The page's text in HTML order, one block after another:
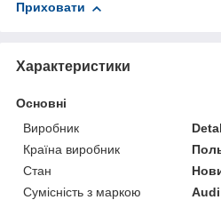
Приховати
Характеристики
Основні
Виробник
Країна виробник
Стан
Сумісність з маркою
Audi